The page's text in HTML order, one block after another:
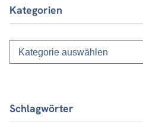
Kategorien
Kategorien
Schlagwörter